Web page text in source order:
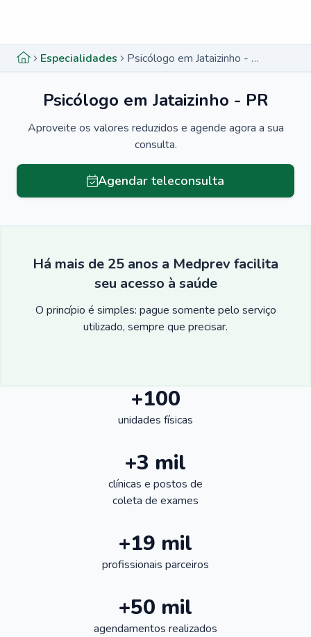
Especialidades Psicólogo em Jataizinho - PR
Psicólogo em Jataizinho - PR
Aproveite os valores reduzidos e agende agora a sua
consulta.
Agendar teleconsulta
Há mais de 25 anos a Medprev facilita
seu acesso à saúde
O princípio é simples: pague somente pelo serviço
utilizado, sempre que precisar.
+100
unidades físicas
+3 mil
clínicas e postos de
coleta de exames
+19 mil
profissionais parceiros
+50 mil
agendamentos realizados